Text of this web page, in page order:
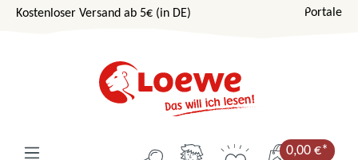
Zum Hauptinhalt springen
Kostenloser Versand ab 5€ (in DE) Portale
0,00 €*